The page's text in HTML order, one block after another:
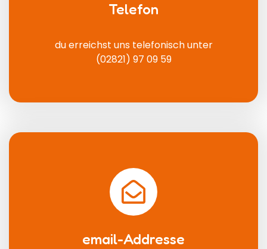
Telefon
du erreichst uns telefonisch unter
(02821) 97 09 59
email-Addresse